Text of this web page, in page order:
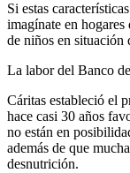
Si estas
imagínate en
de niños en situación
La labor del Banco
Cáritas estableció el
hace casi 30 años
no están en
además de que
desnutrición.